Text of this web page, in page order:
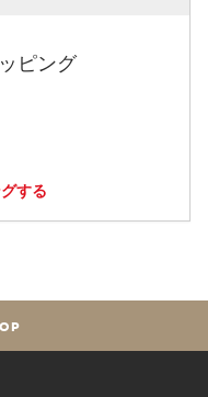
ピング
する